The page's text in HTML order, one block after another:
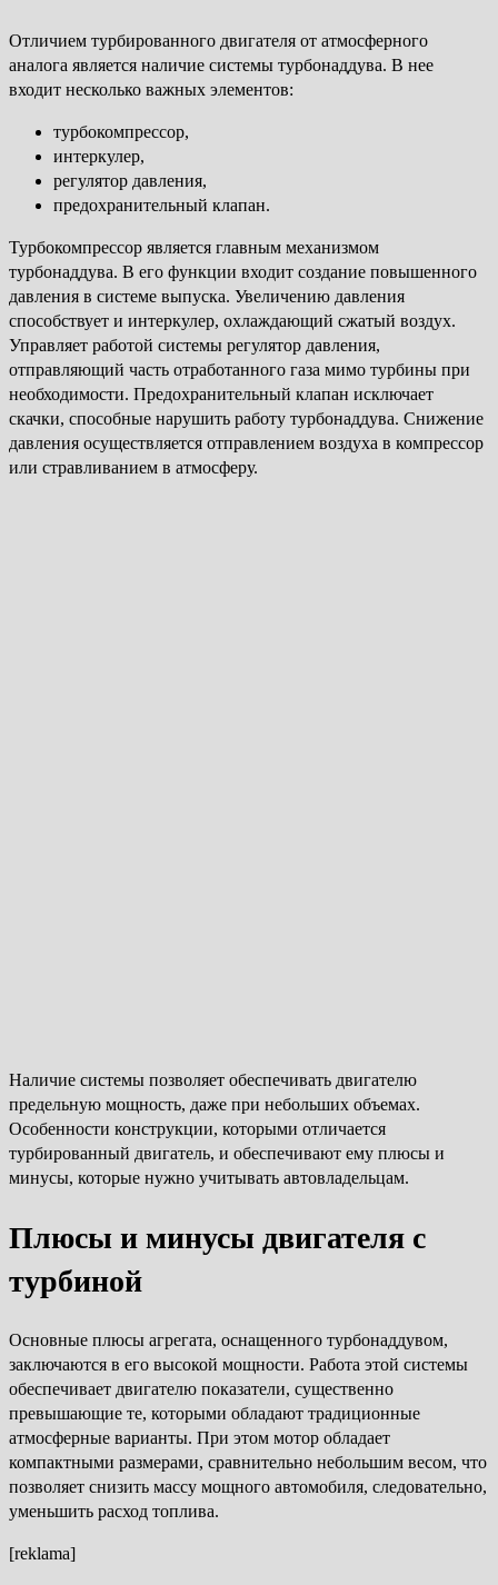
Отличием турбированного двигателя от атмосферного
аналога является наличие системы турбонаддува. В нее
входит несколько важных элементов:
турбокомпрессор,
интеркулер,
регулятор давления,
предохранительный клапан.
Турбокомпрессор является главным механизмом
турбонаддува. В его функции входит создание повышенного
давления в системе выпуска. Увеличению давления
способствует и интеркулер, охлаждающий сжатый воздух.
Управляет работой системы регулятор давления,
отправляющий часть отработанного газа мимо турбины при
необходимости. Предохранительный клапан исключает
скачки, способные нарушить работу турбонаддува. Снижение
давления осуществляется отправлением воздуха в компрессор
или стравливанием в атмосферу.
Наличие системы позволяет обеспечивать двигателю
предельную мощность, даже при небольших объемах.
Особенности конструкции, которыми отличается
турбированный двигатель, и обеспечивают ему плюсы и
минусы, которые нужно учитывать автовладельцам.
Плюсы и минусы двигателя с
турбиной
Основные плюсы агрегата, оснащенного турбонаддувом,
заключаются в его высокой мощности. Работа этой системы
обеспечивает двигателю показатели, существенно
превышающие те, которыми обладают традиционные
атмосферные варианты. При этом мотор обладает
компактными размерами, сравнительно небольшим весом, что
позволяет снизить массу мощного автомобиля, следовательно,
уменьшить расход топлива.
[reklama]